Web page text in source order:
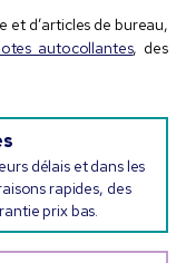
d’articles de bureau,
autocollantes, des
délais et dans les
rapides, des
prix bas.